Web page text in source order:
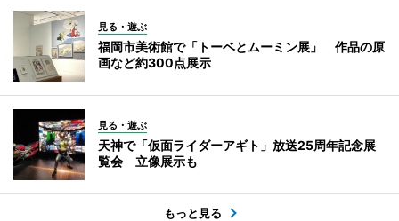
見る・遊ぶ
福岡市美術館で「トーベとムーミン展」 作品の原
画など約300点展示
見る・遊ぶ
天神で「仮面ライダーアギト」放送25周年記念展
覧会 立像展示も
もっと見る